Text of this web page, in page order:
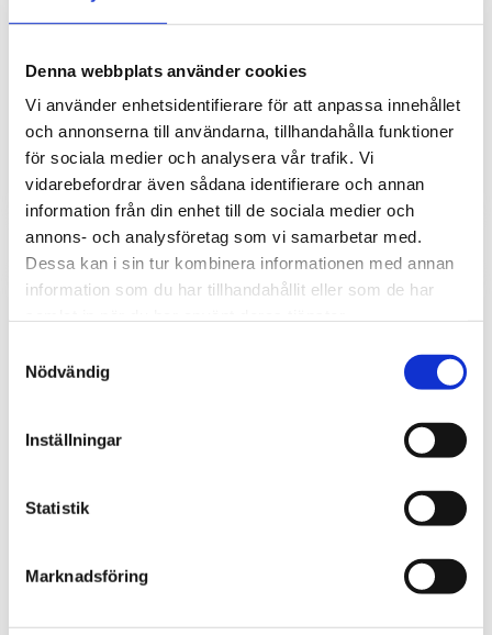
Denna webbplats använder cookies
Vi använder enhetsidentifierare för att anpassa innehållet
och annonserna till användarna, tillhandahålla funktioner
för sociala medier och analysera vår trafik. Vi
vidarebefordrar även sådana identifierare och annan
information från din enhet till de sociala medier och
annons- och analysföretag som vi samarbetar med.
Dessa kan i sin tur kombinera informationen med annan
information som du har tillhandahållit eller som de har
Nödvändig
Inställningar
Statistik
Marknadsföring
Solstrålnings- och väderskydd till Comets
Metereologiskt skydd för vädersensorer från Comet
System inkl. platta för intern montering av instrument och
givare.
2 980kr